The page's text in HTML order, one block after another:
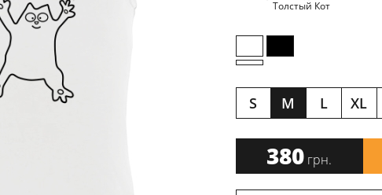
Толстый Кот
S M L XL
380 грн.